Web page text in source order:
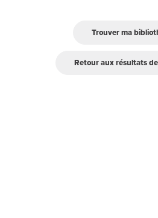
Trouver ma
Retour aux résultats